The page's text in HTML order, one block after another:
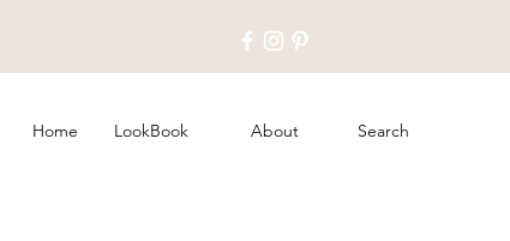
Home LookBook About Search